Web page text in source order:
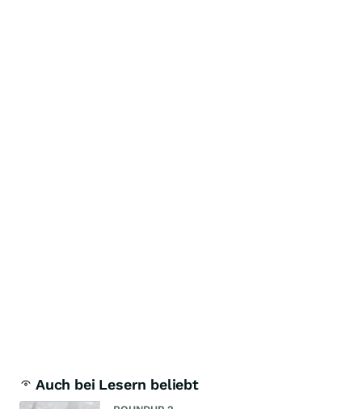
Auch bei Lesern beliebt